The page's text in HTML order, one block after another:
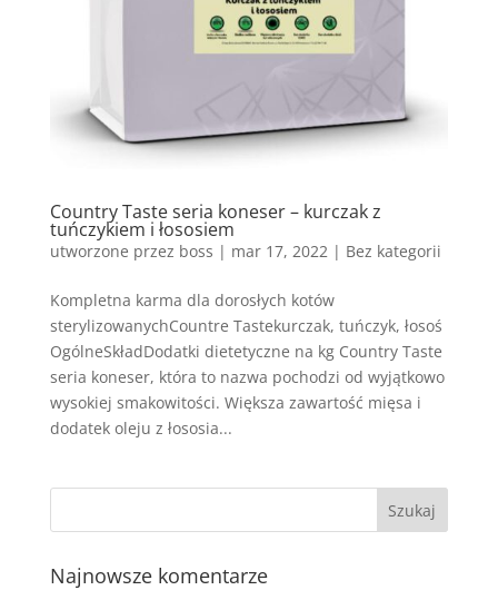
Country Taste seria koneser – kurczak z
tuńczykiem i łososiem
utworzone przez boss | mar 17, 2022| Bez kategorii
Kompletna karma dla dorosłych kotów
sterylizowanychCountre Tastekurczak, tuńczyk, łosoś
OgólneSkładDodatki dietetyczne na kg Country Taste
seria koneser, która to nazwa pochodzi od wyjątkowo
wysokiej smakowitości. Większa zawartość mięsa i
dodatek oleju z łososia...
Najnowsze komentarze